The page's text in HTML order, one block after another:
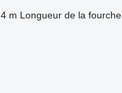
4 m Longueur de la fourche